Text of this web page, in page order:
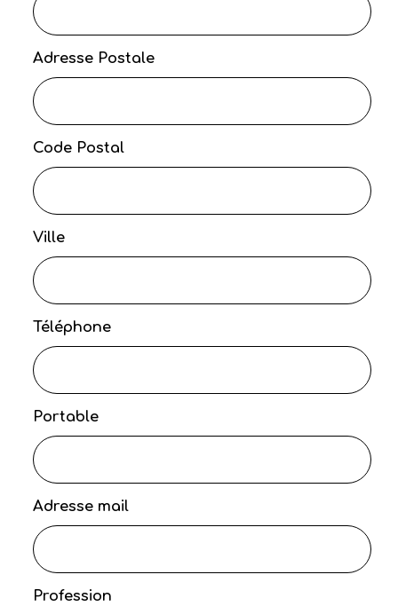
Adresse Postale
Code Postal
Ville
Téléphone
Portable
Adresse mail
Profession